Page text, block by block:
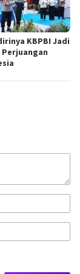
KBPBI Jadi